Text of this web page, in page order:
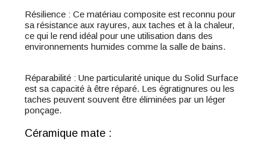
Résilience : Ce matériau composite est reconnu pour
sa résistance aux rayures, aux taches et à la chaleur,
ce qui le rend idéal pour une utilisation dans des
environnements humides comme la salle de bains.
Réparabilité : Une particularité unique du Solid Surface
est sa capacité à être réparé. Les égratignures ou les
taches peuvent souvent être éliminées par un léger
ponçage.
Céramique mate :